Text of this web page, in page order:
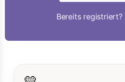
Bereits registriert?